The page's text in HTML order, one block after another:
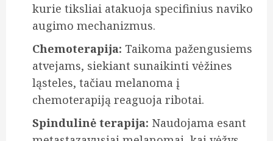
kurie tiksliai atakuoja specifinius naviko
augimo mechanizmus.
Chemoterapija: Taikoma pažengusiems
atvejams, siekiant sunaikinti vėžines
ląsteles, tačiau melanoma į
chemoterapiją reaguoja ribotai.
Spindulinė terapija: Naudojama esant